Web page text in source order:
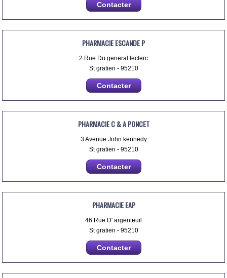
Contacter
PHARMACIE ESCANDE P
2 Rue Du general leclerc
St gratien - 95210
Contacter
PHARMACIE C & A PONCET
3 Avenue John kennedy
St gratien - 95210
Contacter
PHARMACIE EAP
46 Rue D' argenteuil
St gratien - 95210
Contacter